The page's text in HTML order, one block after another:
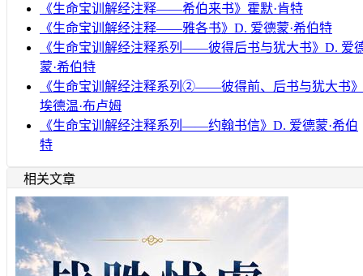
《生命宝训解经注释——希伯来书》霍默·肯特
《生命宝训解经注释——雅各书》D. 爱德蒙·希伯特
《生命宝训解经注释系列——彼得后书与犹大书》D. 爱
蒙·希伯特
《生命宝训解经注释系列②——彼得前、后书与犹大书》
埃德温·布卢姆
《生命宝训解经注释系列——约翰书信》D. 爱德蒙·希伯
特
相关文章